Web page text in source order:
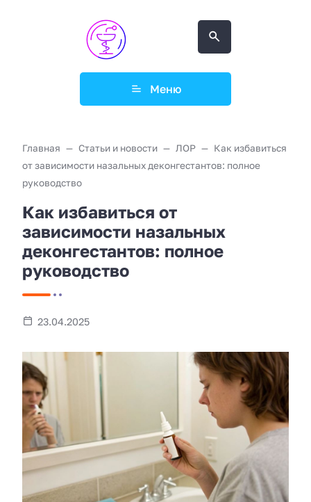
Меню
Главная Статьи и новости ЛОР
Как избавиться
от зависимости назальных деконгестантов: полное
руководство
Как избавиться от
зависимости назальных
деконгестантов: полное
руководство
23.04.2025